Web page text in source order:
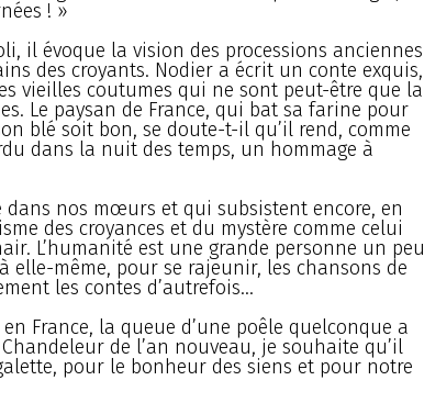
! »
il évoque la vision des processions anciennes
des croyants. Nodier a écrit un conte exquis,
vieilles coutumes qui ne sont peut-être que la
Le paysan de France, qui bat sa farine pour
blé soit bon, se doute-t-il qu’il rend, comme
dans la nuit des temps, un hommage à
dans nos mœurs et qui subsistent encore, en
des croyances et du mystère comme celui
L’humanité est une grande personne un peu
elle-même, pour se rajeunir, les chansons de
les contes d’autrefois...
France, la queue d’une poêle quelconque a
de l’an nouveau, je souhaite qu’il
pour le bonheur des siens et pour notre